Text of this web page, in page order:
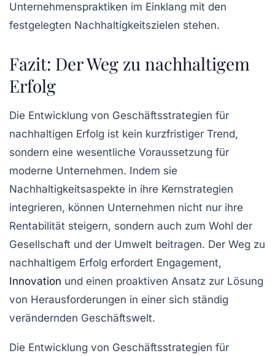
Unternehmenspraktiken im Einklang mit den
festgelegten Nachhaltigkeitszielen stehen.
Fazit: Der Weg zu nachhaltigem
Erfolg
Die Entwicklung von Geschäftsstrategien für
nachhaltigen Erfolg ist kein kurzfristiger Trend,
sondern eine wesentliche Voraussetzung für
moderne Unternehmen. Indem sie
Nachhaltigkeitsaspekte in ihre Kernstrategien
integrieren, können Unternehmen nicht nur ihre
Rentabilität steigern, sondern auch zum Wohl der
Gesellschaft und der Umwelt beitragen. Der Weg zu
nachhaltigem Erfolg erfordert Engagement,
Innovation und einen proaktiven Ansatz zur Lösung
von Herausforderungen in einer sich ständig
verändernden Geschäftswelt.
Die Entwicklung von Geschäftsstrategien für